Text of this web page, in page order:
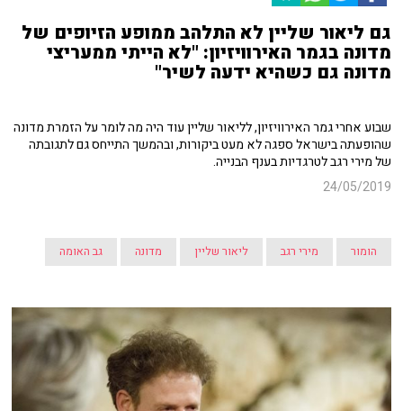
גם ליאור שליין לא התלהב ממופע הזיופים של
מדונה בגמר האירוויזיון: "לא הייתי ממעריצי
מדונה גם כשהיא ידעה לשיר"
שבוע אחרי גמר האירוויזיון, לליאור שליין עוד היה מה לומר על הזמרת מדונה
שהופעתה בישראל ספגה לא מעט ביקורות, ובהמשך התייחס גם לתגובתה
של מירי רגב לטרגדיות בענף הבנייה.
24/05/2019
הומור מירי רגב ליאור שליין מדונה גב האומה